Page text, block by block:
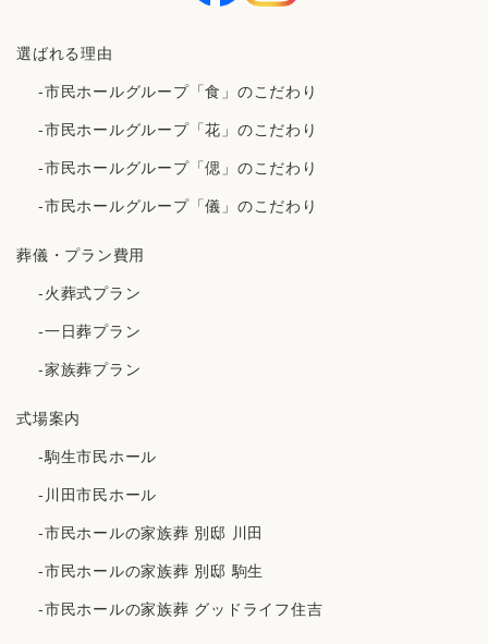
選ばれる理由
-市民ホールグループ「食」のこだわり
-市民ホールグループ「花」のこだわり
-市民ホールグループ「偲」のこだわり
-市民ホールグループ「儀」のこだわり
葬儀・プラン費用
-火葬式プラン
-一日葬プラン
-家族葬プラン
式場案内
-駒生市民ホール
-川田市民ホール
-市民ホールの家族葬 別邸 川田
-市民ホールの家族葬 別邸 駒生
-市民ホールの家族葬 グッドライフ住吉